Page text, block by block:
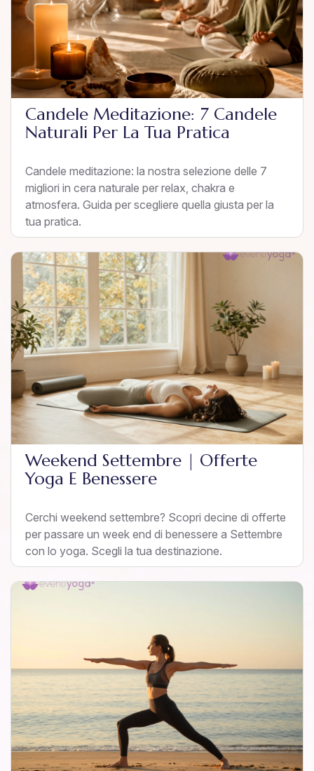
Candele Meditazione: 7 Candele
Naturali Per La Tua Pratica
Candele meditazione: la nostra selezione delle 7
migliori in cera naturale per relax, chakra e
atmosfera. Guida per scegliere quella giusta per la
tua pratica.
Weekend Settembre | Offerte
Yoga E Benessere
Cerchi weekend settembre? Scopri decine di offerte
per passare un week end di benessere a Settembre
con lo yoga. Scegli la tua destinazione.